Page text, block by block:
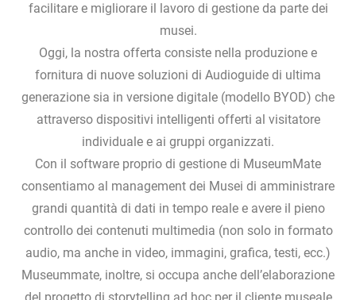
facilitare e migliorare il lavoro di gestione da parte dei
musei.
Oggi, la nostra offerta consiste nella produzione e
fornitura di nuove soluzioni di Audioguide di ultima
generazione sia in versione digitale (modello BYOD) che
attraverso dispositivi intelligenti offerti al visitatore
individuale e ai gruppi organizzati.
Con il software proprio di gestione di MuseumMate
consentiamo al management dei Musei di amministrare
grandi quantità di dati in tempo reale e avere il pieno
controllo dei contenuti multimedia (non solo in formato
audio, ma anche in video, immagini, grafica, testi, ecc.)
Museummate, inoltre, si occupa anche dell’elaborazione